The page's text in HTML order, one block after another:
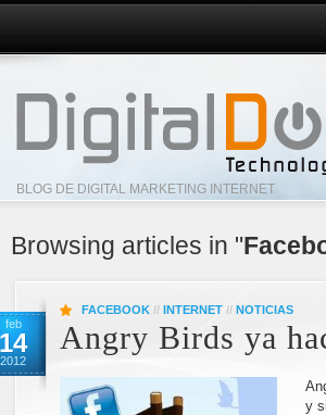
BLOG DE DIGITAL MARKETING INTERNET
Browsing articles in "
feb
14
2012
FACEBOOK // INTERNET // NOTICIAS
Angry Birds ya
y